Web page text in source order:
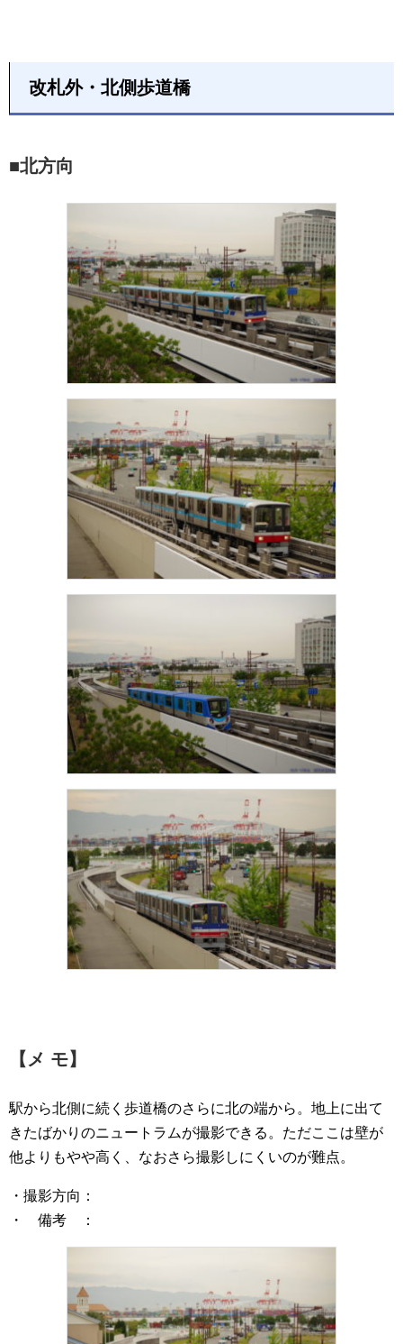
改札外・北側歩道橋
■北方向
【メ モ】
駅から北側に続く歩道橋のさらに北の端から。地上に出て
きたばかりのニュートラムが撮影できる。ただここは壁が
他よりもやや高く、なおさら撮影しにくいのが難点。
・撮影方向：
・ 備考 ：